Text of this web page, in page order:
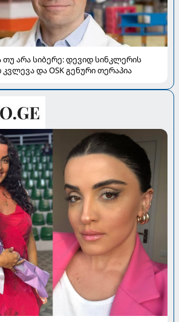
თუ არა სიბერე: დევიდ სინკლერის
და OSK გენური თერაპია